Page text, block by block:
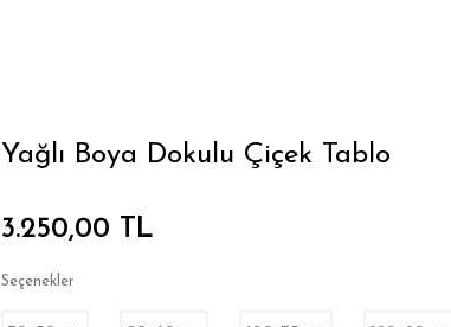
Yağlı Boya Dokulu Çiçek Tablo
3.250,00 TL
Seçenekler